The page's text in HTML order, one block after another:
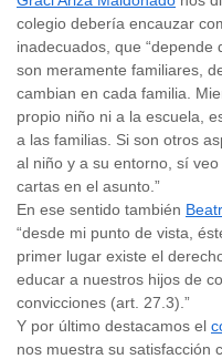
colegio debería encauzar
inadecuados, que
son meramente familiares,
cambian en cada familia.
propio niño ni a la escuela,
a las familias. Si son otros
al niño y a su entorno, sí
cartas en el asunto.”
En ese sentido también
“desde mi punto de vista,
primer lugar existe el
educar a nuestros hijos de
convicciones (art. 27.3).”
Y por último destacamos el
nos muestra su satisfacción